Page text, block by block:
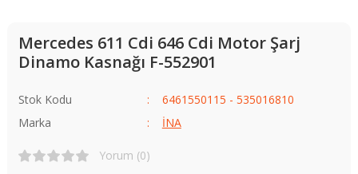
Mercedes 611 Cdi 646 Cdi Motor Şarj
Dinamo Kasnağı F-552901
Stok Kodu
6461550115 - 535016810
Marka
İNA
Yorum (0)